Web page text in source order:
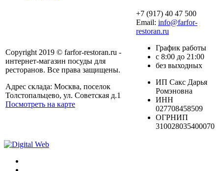
Copyright 2019 © farfor-restoran.ru -
интернет-магазин посуды для
ресторанов. Все права защищены.
Адрес склада: Москва, поселок
Толстопальцево, ул. Советская д.1
Посмотреть на карте
+7 (917) 40 47 500
Email: info@farfor-
restoran.ru
График работы
с 8:00 до 21:00
без выходных
ИП Сакс Дарья
Ромэновна
ИНН
027708458509
ОГРНИП
310028035400070